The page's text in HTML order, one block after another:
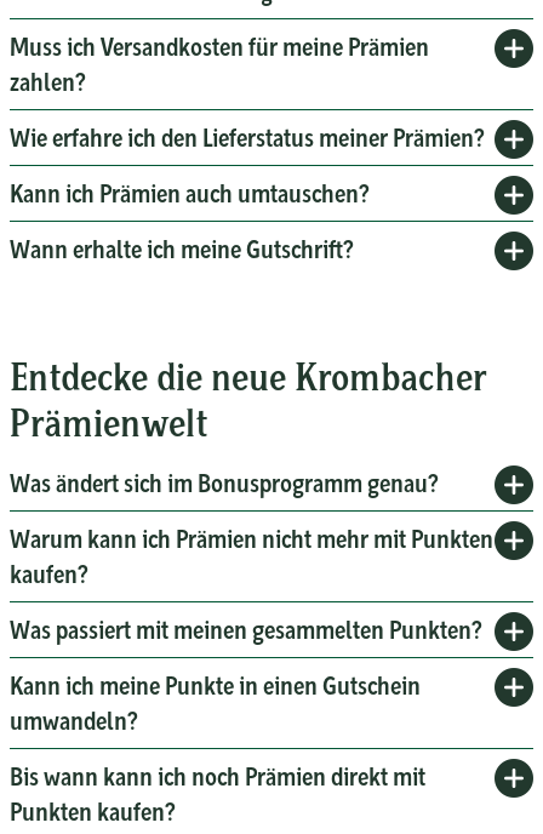
Muss ich Versandkosten für meine Prämien
zahlen?
Wie erfahre ich den Lieferstatus meiner Prämien?
Kann ich Prämien auch umtauschen?
Wann erhalte ich meine Gutschrift?
Entdecke die neue Krombacher
Prämienwelt
Was ändert sich im Bonusprogramm genau?
Warum kann ich Prämien nicht mehr mit Punkten
kaufen?
Was passiert mit meinen gesammelten Punkten?
Kann ich meine Punkte in einen Gutschein
umwandeln?
Bis wann kann ich noch Prämien direkt mit
Punkten kaufen?